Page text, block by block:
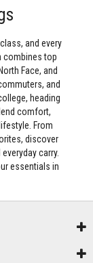
and every
combines top
Face, and
and
heading
comfort,
From
discover
carry.
essentials in